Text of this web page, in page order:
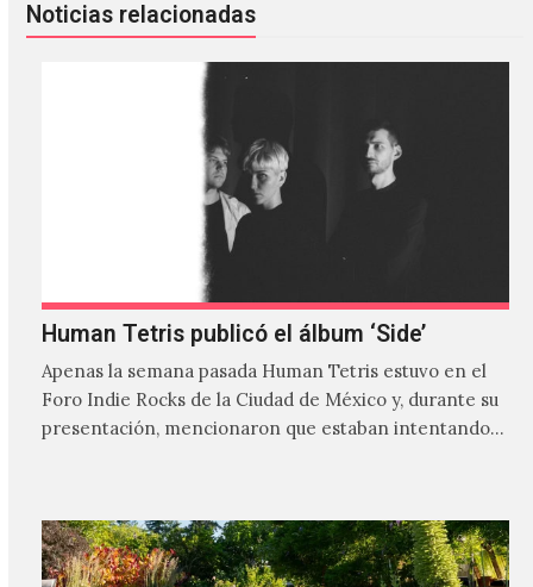
Noticias relacionadas
Human Tetris publicó el álbum ‘Side’
Apenas la semana pasada Human Tetris estuvo en el
Foro Indie Rocks de la Ciudad de México y, durante su
presentación, mencionaron que estaban intentando…